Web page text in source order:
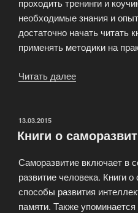
проходить тренинги и
необходимые знания и
достаточно начать читать
применять методики на
Читать далее
личностному
ОПУБЛИКОВАНО
13.03.2015
Книги о
Саморазвитие включает в
развитие человека. Книги
способы развития
памяти. Также